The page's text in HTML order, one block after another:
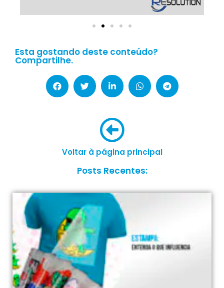
Esta gostando deste conteúdo?
Compartilhe.
Voltar à página principal
Posts Recentes: